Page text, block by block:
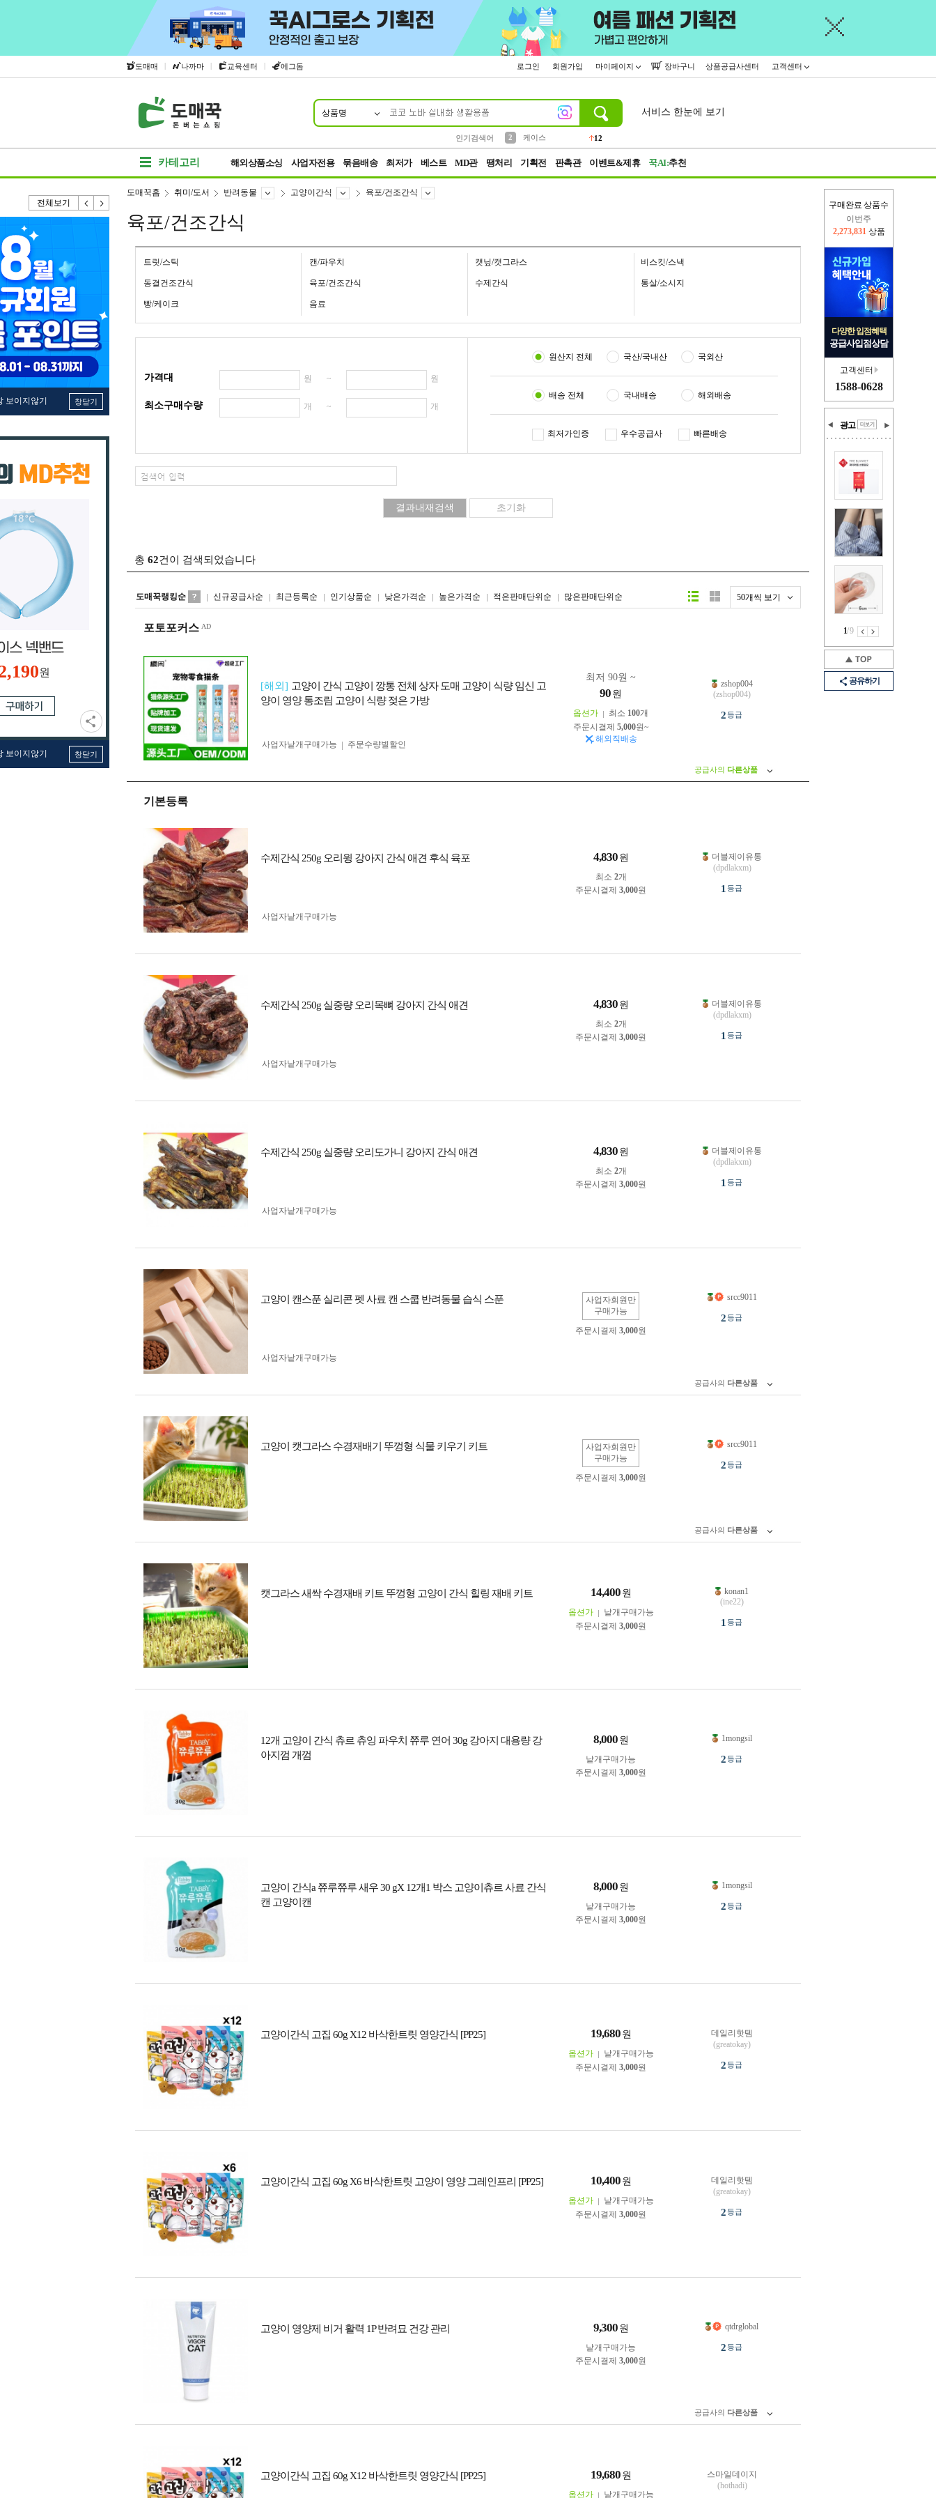
도매매 | 나까마 | 교육센터 | 에그돔 로그인 회원가입 마이페이지 장바구니 상품공급사센터 고객센터
상품명
인기검색어
2
케이스
12
서비스 한눈에 보기
카테고리 해외상품소싱 사업자전용 묶음배송 최저가 베스트 MD관 땡처리 기획전 판촉관 이벤트&제휴 꾹AI:추천
전체보기
보이지않기 창닫기
원
보이지않기 창닫기
구매완료 상품수
이번주
2,273,831 상품
다양한 입점혜택
공급사입점상담
고객센터
1588-0628
광고
1/9
공유하기
도매꾹홈 취미/도서 반려동물 고양이간식 육포/건조간식
육포/건조간식
트릿/스틱 캔/파우치 캣닢/캣그라스 비스킷/스낵
동결건조간식 육포/건조간식 수제간식 통살/소시지
빵/케이크 음료
가격대 원 ~ 원
최소구매수량 개 ~ 개
원산지 전체 국산/국내산 국외산
배송 전체 국내배송 해외배송
최저가인증 우수공급사 빠른배송
총 62건이 검색되었습니다
도매꾹랭킹순 신규공급사순 최근등록순 인기상품순 낮은가격순 높은가격순 적은판매단위순 많은판매단위순 50개씩 보기
리스트형갤러리형
포토포커스
[해외] 고양이 간식 고양이 깡통 전체 상자 도매 고양이 식량 임신 고
양이 영양 통조림 고양이 식량 젖은 가방
최저 90원 ~
90 원
옵션가 최소 100개
주문시결제 5,000원~
해외직배송
사업자 낱개구매가능 주문수량별할인
zshop004
(zshop004)
2등급
공급사의 다른상품
기본등록
수제간식 250g 오리윙 강아지 간식 애견 후식 육포 4,830 원
최소 2개
주문시결제 3,000원
사업자 낱개구매가능
더블제이유통
(dpdlakxm)
1 등급
수제간식 250g 실중량 오리목뼈 강아지 간식 애견 4,830 원
최소 2개
주문시결제 3,000원
사업자 낱개구매가능
더블제이유통
(dpdlakxm)
1 등급
수제간식 250g 실중량 오리도가니 강아지 간식 애견 4,830 원
최소 2개
주문시결제 3,000원
사업자 낱개구매가능
더블제이유통
(dpdlakxm)
1 등급
고양이 캔스푼 실리콘 펫 사료 캔 스쿱 반려동물 습식 스푼
사업자회원만
구매가능
주문시결제 3,000원
사업자 낱개구매가능
srcc9011
2등급
공급사의 다른상품
고양이 캣그라스 수경재배기 뚜껑형 식물 키우기 키트
사업자회원만
구매가능
주문시결제 3,000원
srcc9011
2등급
공급사의 다른상품
캣그라스 새싹 수경재배 키트 뚜껑형 고양이 간식 힐링 재배 키트 14,400 원
옵션가
낱개구매가능
주문시결제 3,000원
konan1
(ine22)
1 등급
12개 고양이 간식 츄르 츄잉 파우치 쮸루 연어 30g 강아지 대용량 강
아지껌 개껌
8,000 원
낱개구매가능
주문시결제 3,000원
1mongsil
2등급
고양이 간식a 쮸루쮸루 새우 30 gX 12개1 박스 고양이츄르 사료 간식
캔 고양이캔
8,000 원
낱개구매가능
주문시결제 3,000원
1mongsil
2등급
고양이간식 고집 60g X12 바삭한트릿 영양간식 [PP25] 19,680 원
옵션가
낱개구매가능
주문시결제 3,000원
데일리핫템
(greatokay)
2등급
고양이간식 고집 60g X6 바삭한트릿 고양이 영양 그레인프리 [PP25] 10,400 원
옵션가
낱개구매가능
주문시결제 3,000원
데일리핫템
(greatokay)
2등급
고양이 영양제 비거 활력 1P 반려묘 건강 관리 9,300 원
낱개구매가능
주문시결제 3,000원
qtdrglobal
2등급
공급사의 다른상품
고양이간식 고집 60g X12 바삭한트릿 영양간식 [PP25] 19,680 원
옵션가 낱개구매가능
스마일데이지
(hothadi)